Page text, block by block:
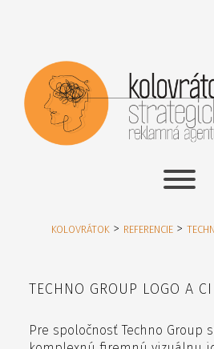
KOLOVRÁTOK > REFERENCIE >
TECHNO GROUP LOGO A CI
Pre spoločnosť Techno Group